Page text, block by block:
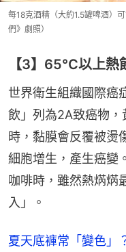
每18克酒精（大約1.5罐啤酒）
們》劇照）
【3】65°C以上熱
世界衛生組織國際癌
飲」列為2A致癌物
時，黏膜會反覆被燙
細胞增生，產生癌變
咖啡時，雖然熱焫焫
入」。
夏天底褲常「變色」